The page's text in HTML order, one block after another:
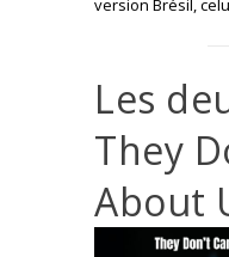
version Brésil,
Les
They
About